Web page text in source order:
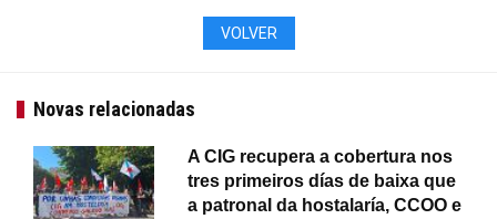
VOLVER
Novas relacionadas
A CIG recupera a cobertura nos
tres primeiros días de baixa que
a patronal da hostalaría, CCOO e